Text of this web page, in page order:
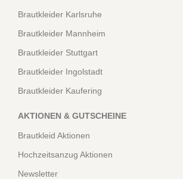
Brautkleider Karlsruhe
Brautkleider Mannheim
Brautkleider Stuttgart
Brautkleider Ingolstadt
Brautkleider Kaufering
AKTIONEN & GUTSCHEINE
Brautkleid Aktionen
Hochzeitsanzug Aktionen
Newsletter